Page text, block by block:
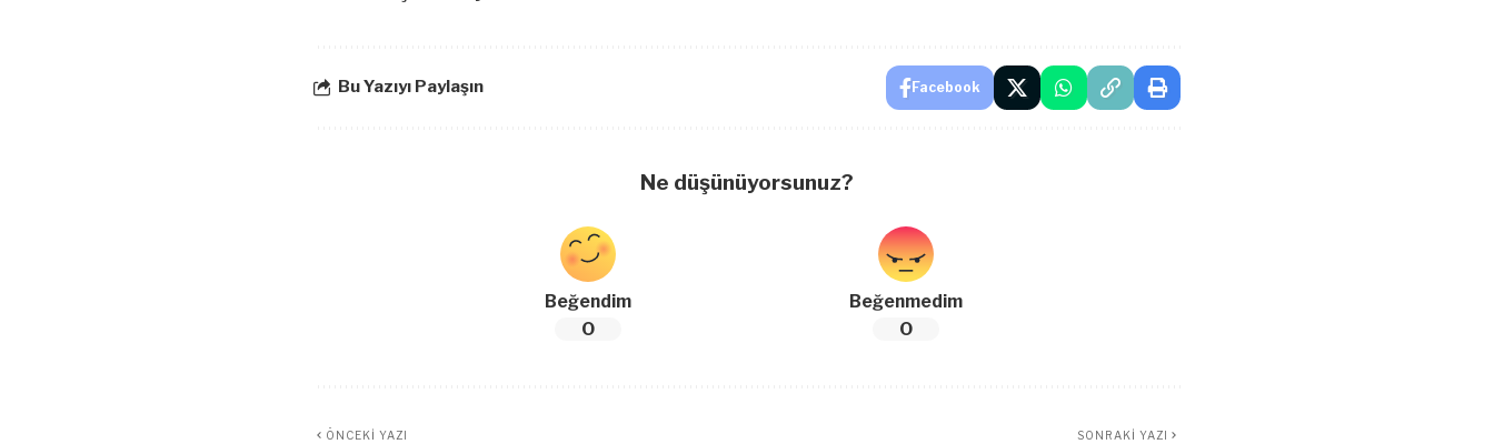
Bu Yazıyı Paylaşın Facebook
Ne düşünüyorsunuz?
Beğendim
0
Beğenmedim
0
ÖNCEKI YAZI SONRAKI YAZI